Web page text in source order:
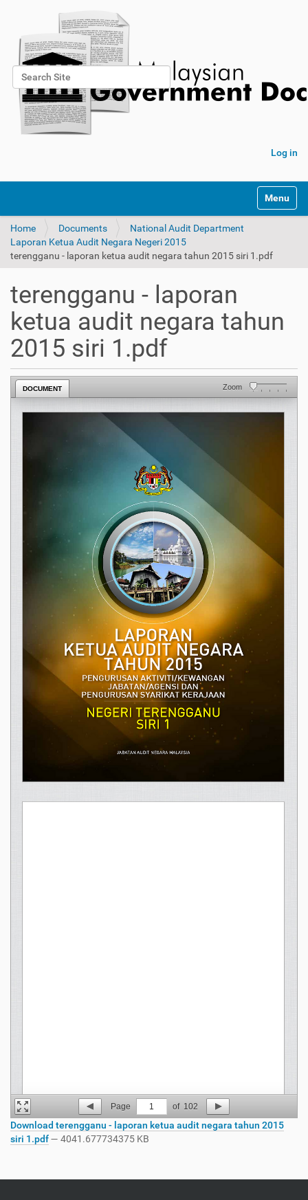
Search Site
Advanced Search…
Log in
Toggle
Home Documents
National Audit Department
Laporan Ketua Audit Negara Negeri 2015
terengganu - laporan ketua audit negara tahun 2015 siri 1.pdf
terengganu - laporan
ketua audit negara tahun
2015 siri 1.pdf
DOCUMENT Zoom
Page 1 of 102
Download terengganu - laporan ketua audit negara tahun 2015
siri 1.pdf— 4041.677734375 KB